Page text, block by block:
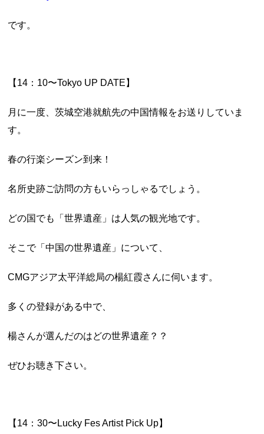
です。
【14：10〜Tokyo UP DATE】
月に一度、茨城空港就航先の中国情報をお送りしていま
す。
春の行楽シーズン到来！
名所史跡ご訪問の方もいらっしゃるでしょう。
どの国でも「世界遺産」は人気の観光地です。
そこで「中国の世界遺産」について、
CMGアジア太平洋総局の楊紅霞さんに伺います。
多くの登録がある中で、
楊さんが選んだのはどの世界遺産？？
ぜひお聴き下さい。
【14：30〜Lucky Fes Artist Pick Up】